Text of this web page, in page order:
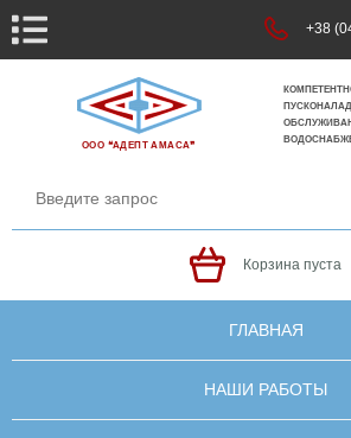
+38
ООО ❝АДЕПТ АМАСА❞
Корзина пуста
ГЛАВНАЯ
НАШИ РАБОТЫ